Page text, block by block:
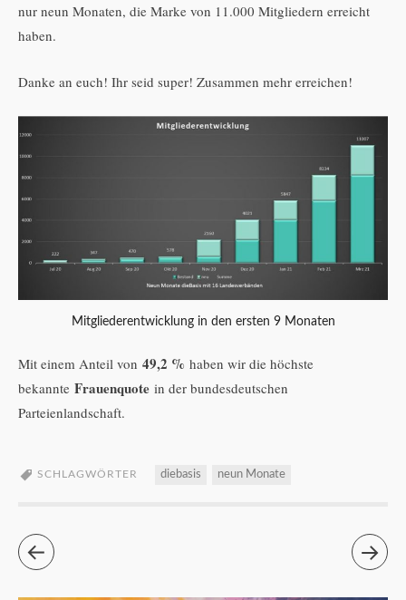
nur neun Monaten, die Marke von 11.000 Mitgliedern erreicht
haben.
Danke an euch! Ihr seid super! Zusammen mehr erreichen!
Mitgliederentwicklung in den ersten 9 Monaten
Mit einem Anteil von 49,2 % haben wir die höchste
bekannte Frauenquote in der bundesdeutschen
Parteienlandschaft.
SCHLAGWÖRTER diebasis neun Monate